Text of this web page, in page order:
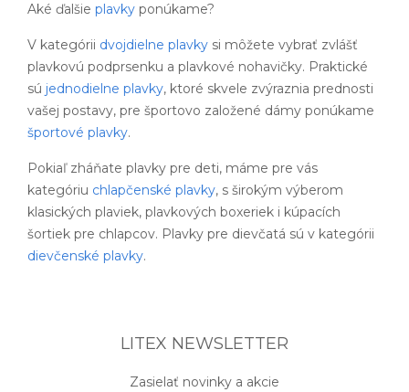
Aké ďalšie plavky ponúkame?
V kategórii dvojdielne plavky si môžete vybrať zvlášť
plavkovú podprsenku a plavkové nohavičky. Praktické
sú jednodielne plavky, ktoré skvele zvýraznia prednosti
vašej postavy, pre športovo založené dámy ponúkame
športové plavky.
Pokiaľ zháňate plavky pre deti, máme pre vás
kategóriu chlapčenské plavky, s širokým výberom
klasických plaviek, plavkových boxeriek i kúpacích
šortiek pre chlapcov. Plavky pre dievčatá sú v kategórii
dievčenské plavky.
LITEX NEWSLETTER
Zasielať novinky a akcie